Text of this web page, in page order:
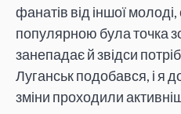
фанатів від іншої
популярною була точка
занепадає й звідси
Луганськ подобався, і я
зміни проходили